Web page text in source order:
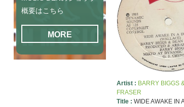
Artist : BARRY BIGGS
FRASER
Title :WIDE AWAKE IN
概要はこちら
MORE